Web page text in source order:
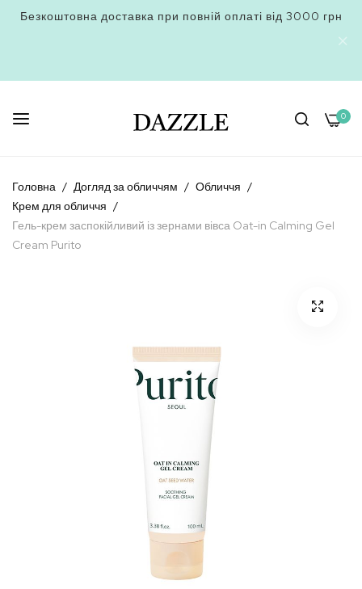
Безкоштовна доставка при повній оплаті від 3000 грн
0
to
Content
Головна Догляд за обличчям
Обличчя
Крем для обличчя
Гель-крем заспокійливий із зернами вівса Oat-in Calming Gel
Cream Purito